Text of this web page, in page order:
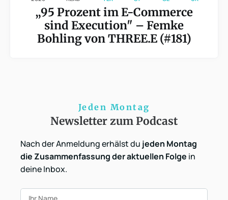
„95 Prozent im E-Commerce
sind Execution" – Femke
Bohling von THREE.E (#181)
Jeden Montag
Newsletter zum Podcast
Nach der Anmeldung erhälst du jeden Montag
die Zusammenfassung der aktuellen Folge in
deine Inbox.